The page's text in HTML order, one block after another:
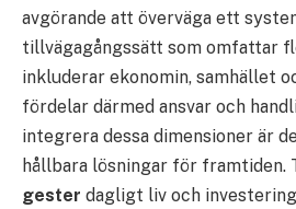
avgörande att överväga ett
tillvägagångssätt som omfattar
inkluderar ekonomin, samhället
fördelar därmed ansvar och
integrera dessa dimensioner är
hållbara lösningar för framtiden.
gester dagligt liv och